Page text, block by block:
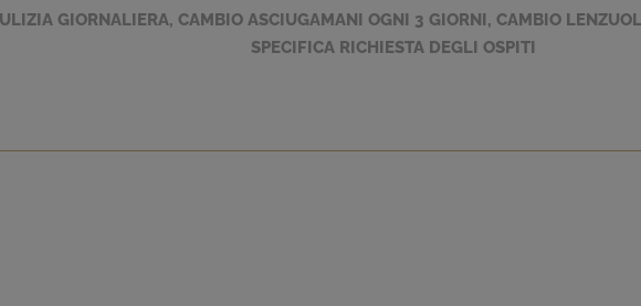
GIORNALIERA, CAMBIO ASCIUGAMANI OGNI 3 GIORNI, CAMBIO
SPECIFICA RICHIESTA DEGLI OSPITI